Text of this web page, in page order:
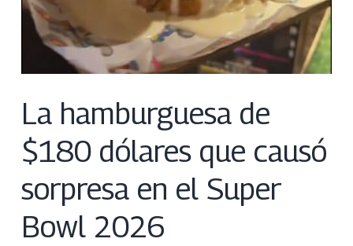
La hamburguesa de
$180 dólares que causó
sorpresa en el Super
Bowl 2026